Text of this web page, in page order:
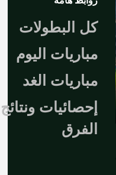
كل البطولات
مباريات اليوم
مباريات الغد
إحصائيات ونتائج
الفرق